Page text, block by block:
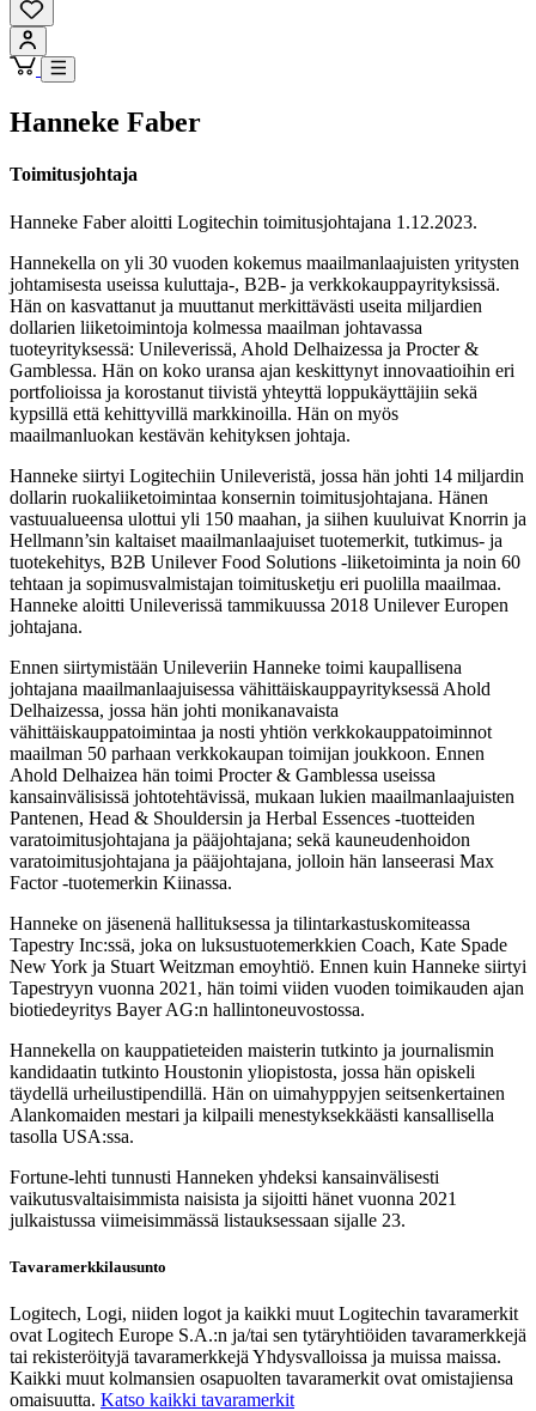
Hanneke Faber
Toimitusjohtaja
Hanneke Faber aloitti Logitechin toimitusjohtajana 1.12.2023.
Hannekella on yli 30 vuoden kokemus maailmanlaajuisten yritysten
johtamisesta useissa kuluttaja-, B2B- ja verkkokauppayrityksissä.
Hän on kasvattanut ja muuttanut merkittävästi useita miljardien
dollarien liiketoimintoja kolmessa maailman johtavassa
tuoteyrityksessä: Unileverissä, Ahold Delhaizessa ja Procter &
Gamblessa. Hän on koko uransa ajan keskittynyt innovaatioihin eri
portfolioissa ja korostanut tiivistä yhteyttä loppukäyttäjiin sekä
kypsillä että kehittyvillä markkinoilla. Hän on myös
maailmanluokan kestävän kehityksen johtaja.
Hanneke siirtyi Logitechiin Unileveristä, jossa hän johti 14 miljardin
dollarin ruokaliiketoimintaa konsernin toimitusjohtajana. Hänen
vastuualueensa ulottui yli 150 maahan, ja siihen kuuluivat Knorrin ja
Hellmann’sin kaltaiset maailmanlaajuiset tuotemerkit, tutkimus- ja
tuotekehitys, B2B Unilever Food Solutions -liiketoiminta ja noin 60
tehtaan ja sopimusvalmistajan toimitusketju eri puolilla maailmaa.
Hanneke aloitti Unileverissä tammikuussa 2018 Unilever Europen
johtajana.
Ennen siirtymistään Unileveriin Hanneke toimi kaupallisena
johtajana maailmanlaajuisessa vähittäiskauppayrityksessä Ahold
Delhaizessa, jossa hän johti monikanavaista
vähittäiskauppatoimintaa ja nosti yhtiön verkkokauppatoiminnot
maailman 50 parhaan verkkokaupan toimijan joukkoon. Ennen
Ahold Delhaizea hän toimi Procter & Gamblessa useissa
kansainvälisissä johtotehtävissä, mukaan lukien maailmanlaajuisten
Pantenen, Head & Shouldersin ja Herbal Essences -tuotteiden
varatoimitusjohtajana ja pääjohtajana; sekä kauneudenhoidon
varatoimitusjohtajana ja pääjohtajana, jolloin hän lanseerasi Max
Factor -tuotemerkin Kiinassa.
Hanneke on jäsenenä hallituksessa ja tilintarkastuskomiteassa
Tapestry Inc:ssä, joka on luksustuotemerkkien Coach, Kate Spade
New York ja Stuart Weitzman emoyhtiö. Ennen kuin Hanneke siirtyi
Tapestryyn vuonna 2021, hän toimi viiden vuoden toimikauden ajan
biotiedeyritys Bayer AG:n hallintoneuvostossa.
Hannekella on kauppatieteiden maisterin tutkinto ja journalismin
kandidaatin tutkinto Houstonin yliopistosta, jossa hän opiskeli
täydellä urheilustipendillä. Hän on uimahyppyjen seitsenkertainen
Alankomaiden mestari ja kilpaili menestyksekkäästi kansallisella
tasolla USA:ssa.
Fortune-lehti tunnusti Hanneken yhdeksi kansainvälisesti
vaikutusvaltaisimmista naisista ja sijoitti hänet vuonna 2021
julkaistussa viimeisimmässä listauksessaan sijalle 23.
Tavaramerkkilausunto
Logitech, Logi, niiden logot ja kaikki muut Logitechin tavaramerkit
ovat Logitech Europe S.A.:n ja/tai sen tytäryhtiöiden tavaramerkkejä
tai rekisteröityjä tavaramerkkejä Yhdysvalloissa ja muissa maissa.
Kaikki muut kolmansien osapuolten tavaramerkit ovat omistajiensa
omaisuutta. Katso kaikki tavaramerkit